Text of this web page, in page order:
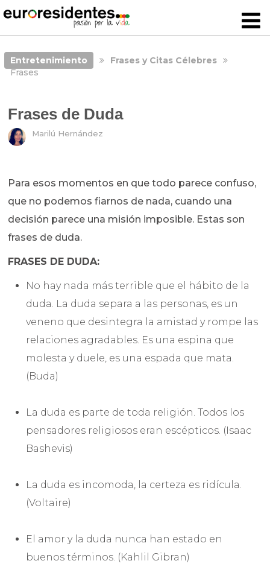
Entretenimiento
Frases y Citas Célebres
Frases
Frases de Duda
Marilú Hernández
Para esos momentos en que todo parece confuso,
que no podemos fiarnos de nada, cuando una
decisión parece una misión imposible. Estas son
frases de duda.
FRASES DE DUDA:
No hay nada más terrible que el hábito de la
duda. La duda separa a las personas, es un
veneno que desintegra la amistad y rompe las
relaciones agradables. Es una espina que
molesta y duele, es una espada que mata.
(Buda)
La duda es parte de toda religión. Todos los
pensadores religiosos eran escépticos. (Isaac
Bashevis)
La duda es incomoda, la certeza es ridícula.
(Voltaire)
El amor y la duda nunca han estado en
buenos términos. (Kahlil Gibran)